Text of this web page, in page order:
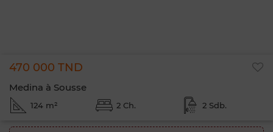
470 000 TND
Medina à Sousse
124 m² 2 Ch. 2 Sdb.